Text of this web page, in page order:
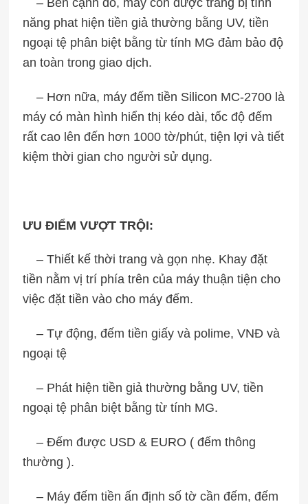
năng phat hiện tiền giả thường bằng UV, tiền
ngoại tệ phân biệt bằng từ tính MG đảm bảo độ
an toàn trong giao dịch.
– Hơn nữa, máy đếm tiền Silicon MC-2700 là
máy có màn hình hiển thị kéo dài, tốc độ đếm
rất cao lên đến hơn 1000 tờ/phút, tiện lợi và tiết
kiệm thời gian cho người sử dụng.
ƯU ĐIỂM VƯỢT TRỘI:
– Thiết kế thời trang và gọn nhẹ. Khay đặt
tiền nằm vị trí phía trên của máy thuận tiện cho
việc đặt tiền vào cho máy đếm.
– Tự động, đếm tiền giấy và polime, VNĐ và
ngoại tệ
– Phát hiện tiền giả thường bằng UV, tiền
ngoại tệ phân biệt bằng từ tính MG.
– Đếm được USD & EURO ( đếm thông
thường ).
– Máy đếm tiền ấn định số tờ cần đếm, đếm